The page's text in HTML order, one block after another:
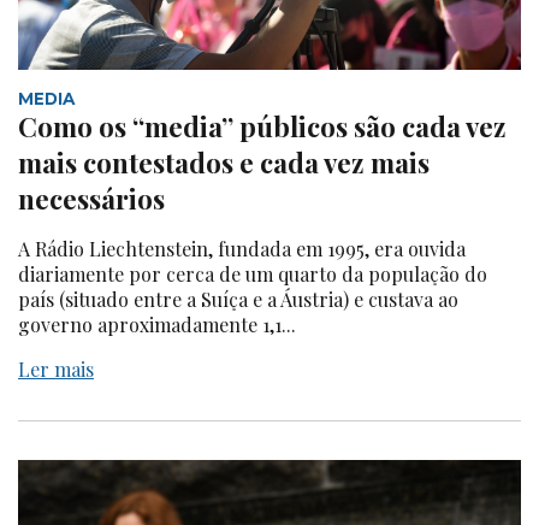
MEDIA
Como os “media” públicos são cada vez
mais contestados e cada vez mais
necessários
A Rádio Liechtenstein, fundada em 1995, era ouvida
diariamente por cerca de um quarto da população do
país (situado entre a Suíça e a Áustria) e custava ao
governo aproximadamente 1,1...
Ler mais